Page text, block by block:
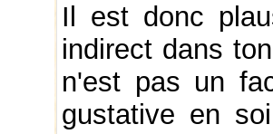
Il est donc
indirect dans
n'est pas un
gustative en